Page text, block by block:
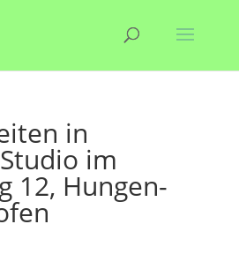
in
im
12, Hungen-